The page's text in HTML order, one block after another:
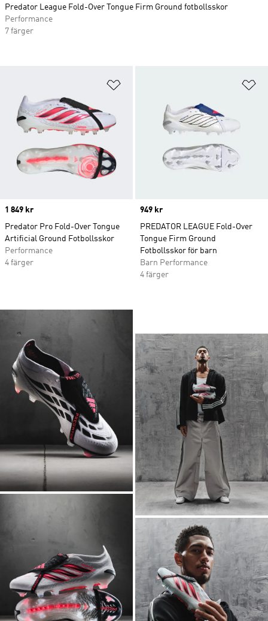
Price
1 849 kr
Predator Pro Fold-Over Tongue
Artificial Ground Fotbollsskor
Performance
4 färger
Price
949 kr
PREDATOR LEAGUE Fold-Over
Tongue Firm Ground
Fotbollsskor för barn
Barn Performance
4 färger
Predator League Fold-Over Tongue Firm Ground fotbollsskor
Performance
7 färger